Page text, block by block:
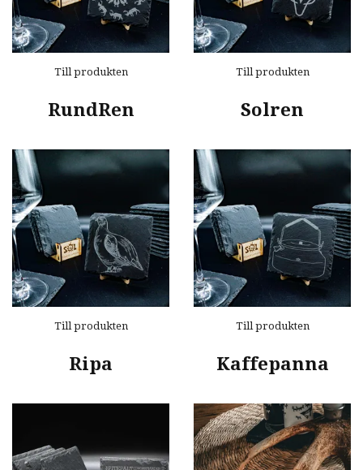
Till produkten
RundRen
Till produkten
Solren
Till produkten
Ripa
Till produkten
Kaffepanna